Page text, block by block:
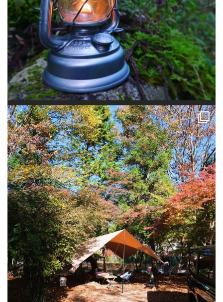
道志の森でグルキャン！ 7時半着にもかかわらずグルキャンできそうな